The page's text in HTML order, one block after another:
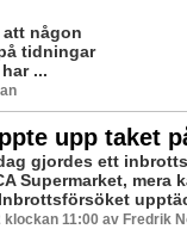
någon
tidningar
...
upp taket
gjordes ett
Supermarket, mera
klockan 11:00 av Fredrik